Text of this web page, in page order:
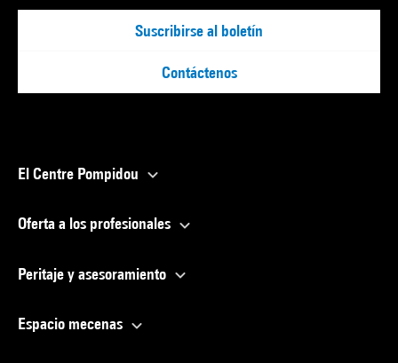
Suscribirse al boletín
Contáctenos
El Centre Pompidou
Oferta a los profesionales
Peritaje y asesoramiento
Espacio mecenas